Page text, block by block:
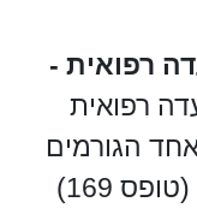
רפואית -
רפואית
הגורמים
שהזכרנו לעיל, יגיש בקשה (טופס 169)